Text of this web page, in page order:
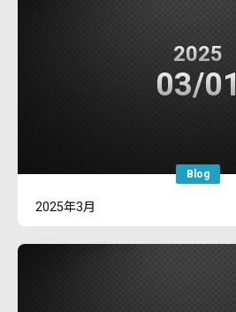
2025
03/01
Blog
2025年3月